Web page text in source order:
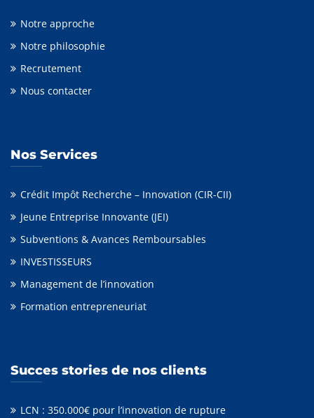
Notre approche
Notre philosophie
Recrutement
Nous contacter
Nos Services
Crédit Impôt Recherche – Innovation (CIR-CII)
Jeune Entreprise Innovante (JEI)
Subventions & Avances Remboursables
INVESTISSEURS
Management de l’innovation
Formation entrepreneuriat
Succes stories de nos clients
LCN : 350.000€ pour l’innovation de rupture